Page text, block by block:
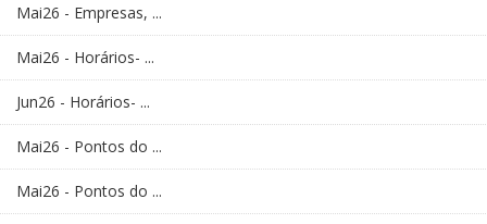
Mai26 - Empresas, ...
Mai26 - Horários- ...
Jun26 - Horários- ...
Mai26 - Pontos do ...
Mai26 - Pontos do ...